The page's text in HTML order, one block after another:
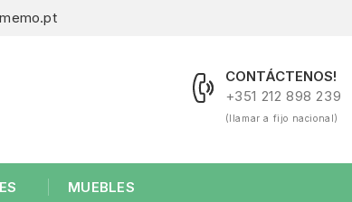
CONTÁCTENOS!
+351 212 898 239
(llamar a fijo nacional)
MUEBLES